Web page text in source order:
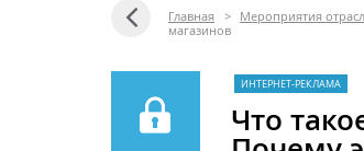
Главная > Мероприятия
магазинов
ИНТЕРНЕТ-РЕКЛАМА
Что